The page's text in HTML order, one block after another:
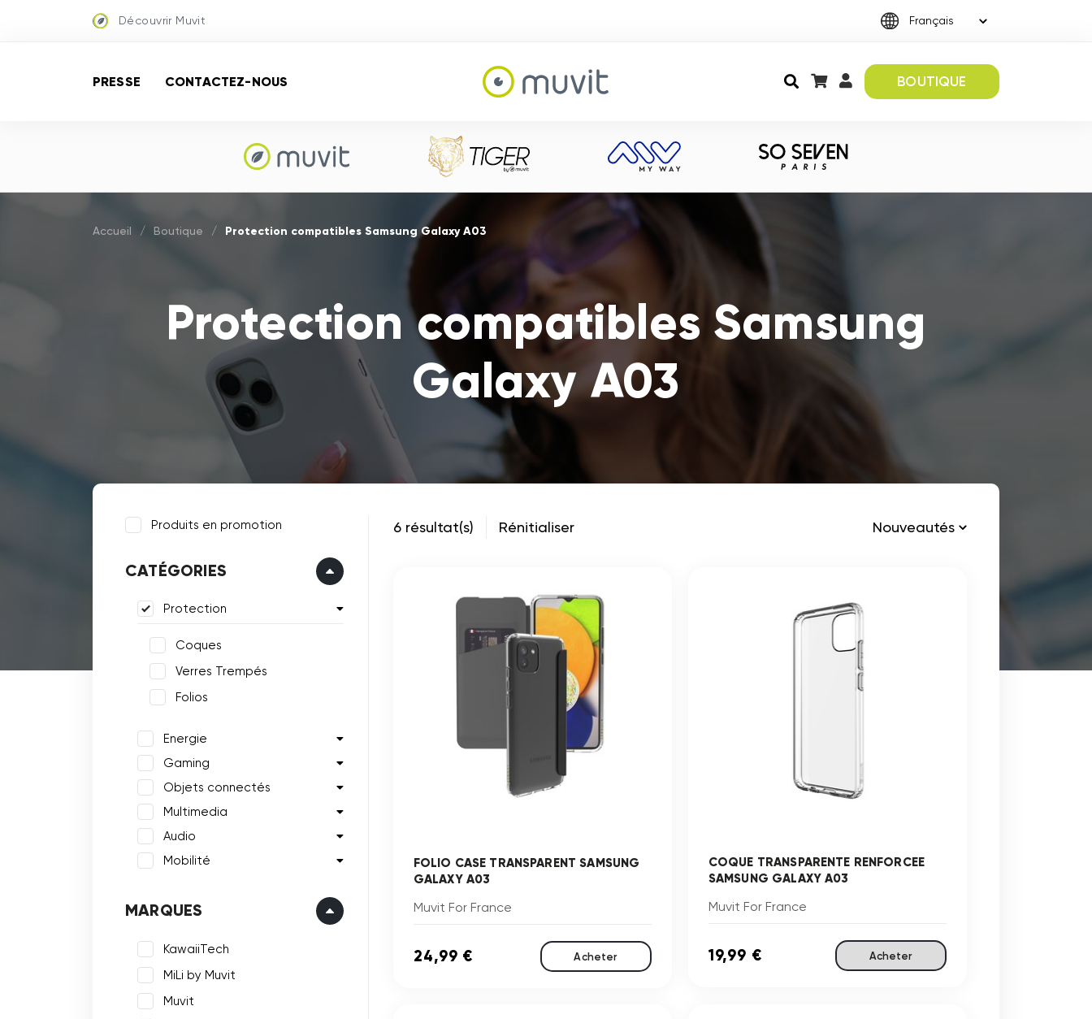
Découvrir Muvit
PRESSE CONTACTEZ-NOUS BOUTIQUE
Accueil / Boutique / Protection compatibles Samsung Galaxy A03
Protection compatibles Samsung
Galaxy A03
Produits en promotion
CATÉGORIES
Protection
Coques
Verres Trempés
Folios
Energie
Gaming
Objets connectés
Multimedia
Audio
Mobilité
MARQUES
KawaiiTech
MiLi by Muvit
Muvit
6 résultat(s) Rénitialiser
FOLIO CASE TRANSPARENT SAMSUNG
GALAXY A03
Muvit For France
24,99 € Acheter
COQUE TRANSPARENTE RENFORCEE
SAMSUNG GALAXY A03
Muvit For France
19,99 € Acheter